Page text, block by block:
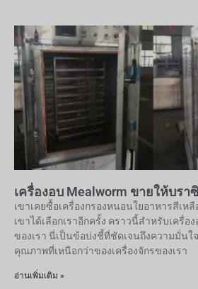
เครื่องอบ Mealworm ขายให้บรา
เขาเคยซื้อเครื่องกรองหนอนใยอาหารสีเห
เขาได้เลือกเราอีกครั้ง คราวนี้สำหรับเครื่อ
ของเรา นี่เป็นข้อบ่งชี้ที่ชัดเจนถึงความมั่นใ
คุณภาพที่เหนือกว่าของเครื่องจักรของเรา
อ่านเพิ่มเติม »